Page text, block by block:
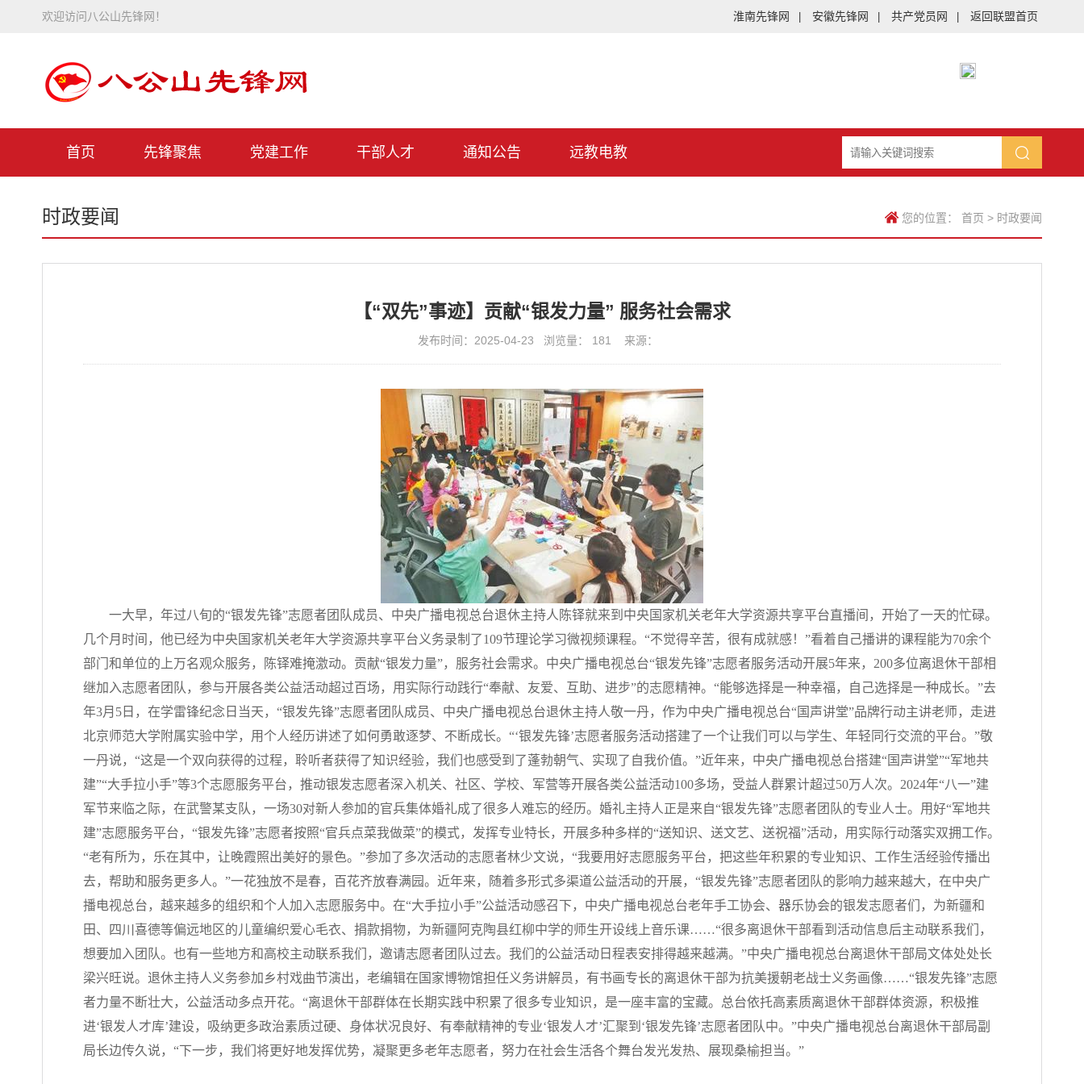
欢迎访问八公山先锋网！ 淮南先锋网 安徽先锋网 共产党员网 返回联盟首页
首页 先锋聚焦 党建工作 干部人才 通知公告 远教电教
时政要闻 您的位置： 首页 > 时政要闻
【“双先”事迹】贡献“银发力量” 服务社会需求
发布时间：2025-04-23 浏览量： 181 来源：
一大早，年过八旬的“银发先锋”志愿者团队成员、中央广播电视总台退休主持人陈铎就来到中央国家机关老年大学资源共享平台直播间，开始了一天的忙碌。
几个月时间，他已经为中央国家机关老年大学资源共享平台义务录制了109节理论学习微视频课程。“不觉得辛苦，很有成就感！”看着自己播讲的课程能为70余个
部门和单位的上万名观众服务，陈铎难掩激动。贡献“银发力量”，服务社会需求。中央广播电视总台“银发先锋”志愿者服务活动开展5年来，200多位离退休干部相
继加入志愿者团队，参与开展各类公益活动超过百场，用实际行动践行“奉献、友爱、互助、进步”的志愿精神。“能够选择是一种幸福，自己选择是一种成长。”去
年3月5日，在学雷锋纪念日当天，“银发先锋”志愿者团队成员、中央广播电视总台退休主持人敬一丹，作为中央广播电视总台“国声讲堂”品牌行动主讲老师，走进
北京师范大学附属实验中学，用个人经历讲述了如何勇敢逐梦、不断成长。“‘银发先锋’志愿者服务活动搭建了一个让我们可以与学生、年轻同行交流的平台。”敬
一丹说，“这是一个双向获得的过程，聆听者获得了知识经验，我们也感受到了蓬勃朝气、实现了自我价值。”近年来，中央广播电视总台搭建“国声讲堂”“军地共
建”“大手拉小手”等3个志愿服务平台，推动银发志愿者深入机关、社区、学校、军营等开展各类公益活动100多场，受益人群累计超过50万人次。2024年“八一”建
军节来临之际，在武警某支队，一场30对新人参加的官兵集体婚礼成了很多人难忘的经历。婚礼主持人正是来自“银发先锋”志愿者团队的专业人士。用好“军地共
建”志愿服务平台，“银发先锋”志愿者按照“官兵点菜我做菜”的模式，发挥专业特长，开展多种多样的“送知识、送文艺、送祝福”活动，用实际行动落实双拥工作。
“老有所为，乐在其中，让晚霞照出美好的景色。”参加了多次活动的志愿者林少文说，“我要用好志愿服务平台，把这些年积累的专业知识、工作生活经验传播出
去，帮助和服务更多人。”一花独放不是春，百花齐放春满园。近年来，随着多形式多渠道公益活动的开展，“银发先锋”志愿者团队的影响力越来越大，在中央广
播电视总台，越来越多的组织和个人加入志愿服务中。在“大手拉小手”公益活动感召下，中央广播电视总台老年手工协会、器乐协会的银发志愿者们，为新疆和
田、四川喜德等偏远地区的儿童编织爱心毛衣、捐款捐物，为新疆阿克陶县红柳中学的师生开设线上音乐课……“很多离退休干部看到活动信息后主动联系我们，
想要加入团队。也有一些地方和高校主动联系我们，邀请志愿者团队过去。我们的公益活动日程表安排得越来越满。”中央广播电视总台离退休干部局文体处处长
梁兴旺说。退休主持人义务参加乡村戏曲节演出，老编辑在国家博物馆担任义务讲解员，有书画专长的离退休干部为抗美援朝老战士义务画像……“银发先锋”志愿
者力量不断壮大，公益活动多点开花。“离退休干部群体在长期实践中积累了很多专业知识，是一座丰富的宝藏。总台依托高素质离退休干部群体资源，积极推
进‘银发人才库’建设，吸纳更多政治素质过硬、身体状况良好、有奉献精神的专业‘银发人才’汇聚到‘银发先锋’志愿者团队中。”中央广播电视总台离退休干部局副
局长边传久说，“下一步，我们将更好地发挥优势，凝聚更多老年志愿者，努力在社会生活各个舞台发光发热、展现桑榆担当。”